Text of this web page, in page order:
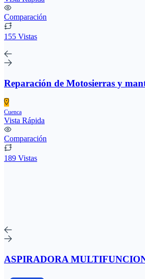
Comparación
155 Vistas
Reparación de Motosierras y
Cuenca
Vista Rápida
Comparación
189 Vistas
ASPIRADORA